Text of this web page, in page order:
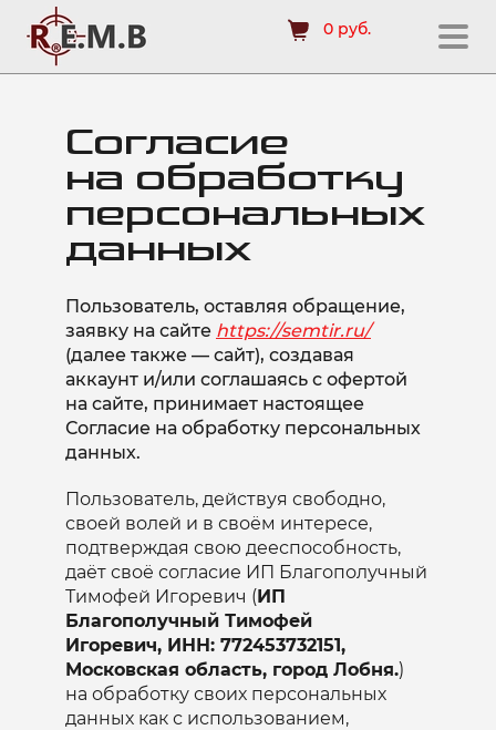
0 руб.
Согласие
на обработку
персональных
данных
Пользователь, оставляя обращение,
заявку на сайте https://semtir.ru/
(далее также — сайт), создавая
аккаунт и/или соглашаясь с офертой
на сайте, принимает настоящее
Согласие на обработку персональных
данных.
Пользователь, действуя свободно,
своей волей и в своём интересе,
подтверждая свою дееспособность,
даёт своё согласие ИП Благополучный
Тимофей Игоревич (ИП
Благополучный Тимофей
Игоревич, ИНН: 772453732151,
Московская область, город Лобня.)
на обработку своих персональных
данных как с использованием,